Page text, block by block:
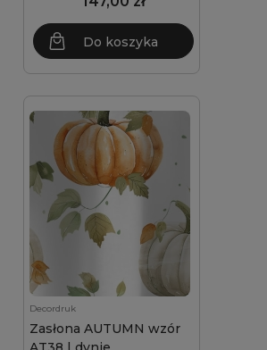
Do koszyka
Decordruk
Zasłona AUTUMN wzór